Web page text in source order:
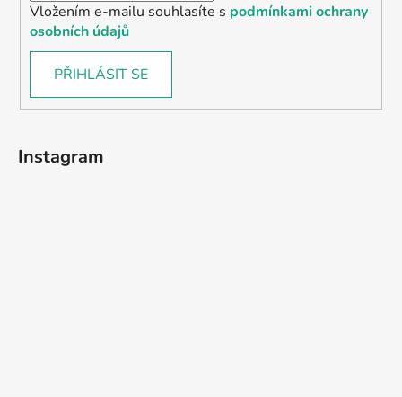
Vložením e-mailu souhlasíte s podmínkami ochrany
osobních údajů
PŘIHLÁSIT SE
Instagram